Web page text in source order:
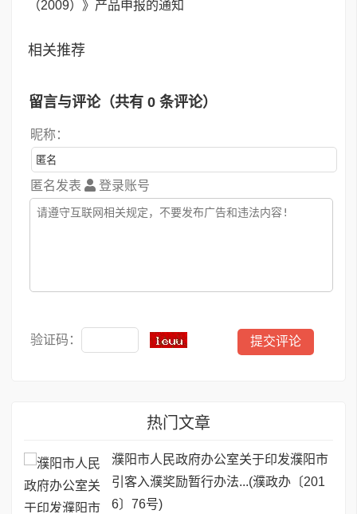
（2009）》产品申报的通知
相关推荐
留言与评论（共有 0 条评论）
昵称：
匿名发表 登录账号
验证码：
热门文章
濮阳市人民政府办公室关于印发濮阳市
引客入濮奖励暂行办法...(濮政办〔201
6〕76号)